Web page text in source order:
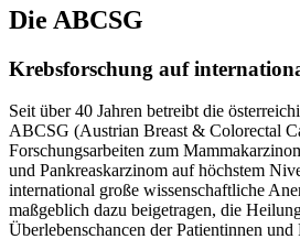
Die ABCSG
Krebsforschung auf
Seit über 40 Jahren betreibt die
ABCSG (Austrian Breast & Colorectal
Forschungsarbeiten zum
und Pankreaskarzinom auf höchstem
international große wissenschaftliche
maßgeblich dazu beigetragen, die
Überlebenschancen der Patientinnen und